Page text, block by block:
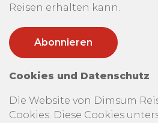
Reisen erhalten kann.
Cookies und Datenschutz
Die Website von Dimsum
Cookies. Diese Cookies